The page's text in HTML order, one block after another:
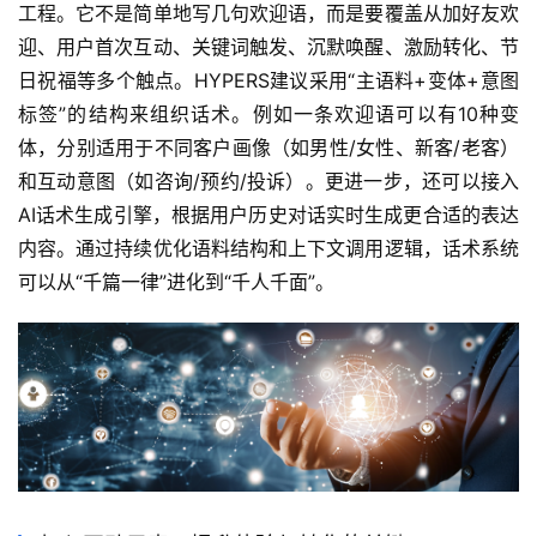
工程。它不是简单地写几句欢迎语，而是要覆盖从加好友欢
迎、用户首次互动、关键词触发、沉默唤醒、激励转化、节
日祝福等多个触点。HYPERS建议采用“主语料+变体+意图
标签”的结构来组织话术。例如一条欢迎语可以有10种变
体，分别适用于不同客户画像（如男性/女性、新客/老客）
和互动意图（如咨询/预约/投诉）。更进一步，还可以接入
AI话术生成引擎，根据用户历史对话实时生成更合适的表达
内容。通过持续优化语料结构和上下文调用逻辑，话术系统
可以从“千篇一律”进化到“千人千面”。